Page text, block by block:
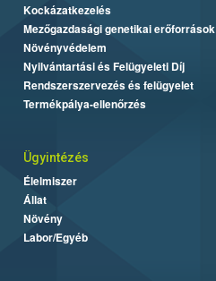
Kockázatkezelés
Mezőgazdasági genetikai erőforrások
Növényvédelem
Nyilvántartási és Felügyeleti Díj
Rendszerszervezés és felügyelet
Termékpálya-ellenőrzés
Ügyintézés
Élelmiszer
Állat
Növény
Labor/Egyéb